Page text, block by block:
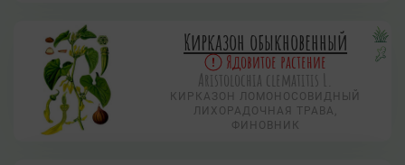
Кирказон обыкновенный
Ядовитое растение
Aristolochia clematitis L.
КИРКАЗОН ЛОМОНОСОВИДНЫЙ
ЛИХОРАДОЧНАЯ ТРАВА,
ФИНОВНИК